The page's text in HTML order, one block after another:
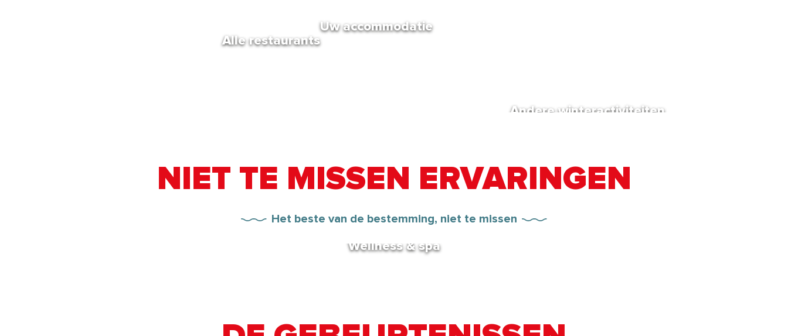
Alle restaurants
Andere winteractiviteiten
Uw accommodatie
NIET TE MISSEN ERVARINGEN
Het beste van de bestemming, niet te missen
Lees meer over
Wellness & spa
Lees meer over